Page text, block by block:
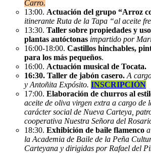
Carro.
13:00. Actuación del grupo “Arroz
itinerante Ruta de la Tapa “al aceite
13:30. Taller sobre propiedades y
plantas autóctonas impartido por
16:00-18:00. Castillos hinchables,
para los más pequeños.
16:00. Actuación musical de Tocata.
16:30. Taller de jabón casero. A
y Antoñita Expósito. INSCRIPCIÓN
17:00. Elaboración de churros al
aceite de oliva virgen extra a cargo de
carácter social de Nueva Carteya,
cooperativa Nuestra Señora del
18:30. Exhibición de baile flamenco
la Academia de Baile de la Peña
Carteyana y dirigidas por Rafael del